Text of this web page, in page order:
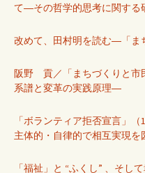
て―その哲学的思考に関す
改めて、田村明を読む―「
阪野 貢／「まちづくりと市
系譜と変革の実践原理―
「ボランティア拒否宣言」
主体的・自律的で相互実現
「福祉」と “ふくし” 、そし